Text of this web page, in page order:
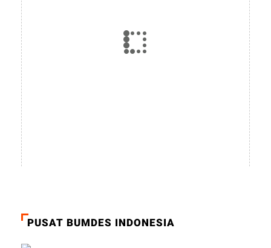
PUSAT BUMDES INDONESIA